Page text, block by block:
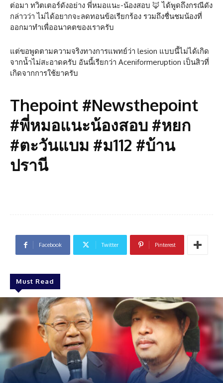
ต่อมา ทวิตเตอร์ดังอย่าง พี่หมอแนะ-น้องสอบ 🦊 ได้พูดถึงกรณีดัง
กล่าวว่า ไม่ได้อยากจะลดทอนข้อเรียกร้อง รวมถึงชื่นชมน้องที่
ออกมาทำเพื่ออนาคตของเราครับ
แต่ขอพูดตามความจริงทางการแพทย์ว่า lesion แบบนี้ไม่ได้เกิด
จากน้ำไม่สะอาดครับ อันนี้เรียกว่า Aceniformeruption เป็นสิวที่
เกิดจากการใช้ยาครับ
Thepoint #Newsthepoint
#พี่หมอแนะน้องสอบ #หยก
#ตะวันแบม #ม112 #บ้าน
ปรานี
Facebook Twitter Pinterest
Must Read